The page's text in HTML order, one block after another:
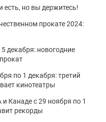
есть, но вы держитесь!
прокате 2024:
декабря: новогодние
по 1 декабря: третий
кинотеатры
Канаде с 29 ноября по 1
рекорды